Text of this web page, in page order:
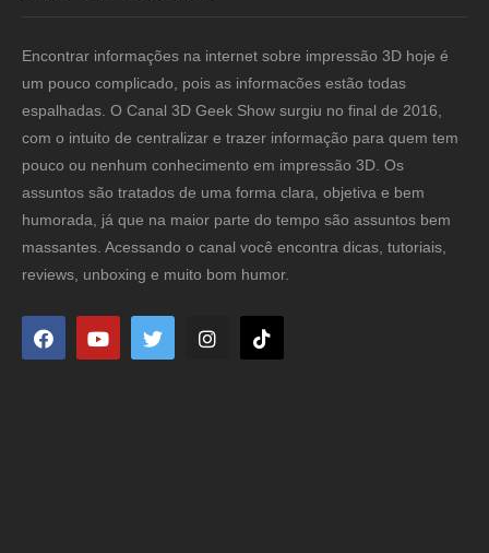
Encontrar informações na internet sobre impressão 3D hoje é
um pouco complicado, pois as informacões estão todas
espalhadas. O Canal 3D Geek Show surgiu no final de 2016,
com o intuito de centralizar e trazer informação para quem tem
pouco ou nenhum conhecimento em impressão 3D. Os
assuntos são tratados de uma forma clara, objetiva e bem
humorada, já que na maior parte do tempo são assuntos bem
massantes. Acessando o canal você encontra dicas, tutoriais,
reviews, unboxing e muito bom humor.